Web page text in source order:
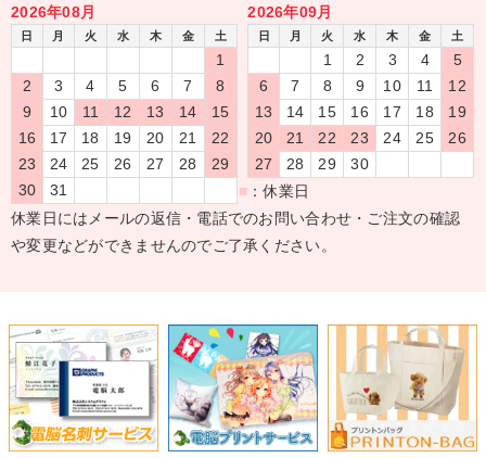
2026年08月
日 月 火 水 木 金 土
1
2
3 4 5 6 7
8
9
10 11 12 13 14
15
16
17 18 19 20 21
22
23
24 25 26 27 28
29
30
31
2026年09月
日 月 火 水 木 金 土
1 2 3 4
5
6
7 8 9 10 11
12
13
14 15 16 17 18
19
20
21 22 23 24 25
26
27
28 29
30
■ ：休業日
休業日にはメールの返信・電話でのお問い合わせ・ご注文の確認
や変更などができませんのでご了承ください。